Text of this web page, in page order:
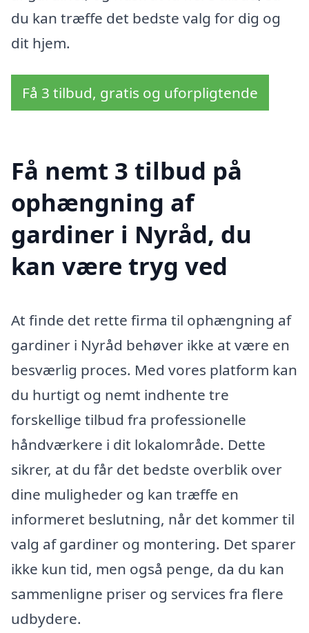
du kan træffe det bedste valg for dig og
dit hjem.
Få 3 tilbud, gratis og uforpligtende
Få nemt 3 tilbud på
ophængning af
gardiner i Nyråd, du
kan være tryg ved
At finde det rette firma til ophængning af
gardiner i Nyråd behøver ikke at være en
besværlig proces. Med vores platform kan
du hurtigt og nemt indhente tre
forskellige tilbud fra professionelle
håndværkere i dit lokalområde. Dette
sikrer, at du får det bedste overblik over
dine muligheder og kan træffe en
informeret beslutning, når det kommer til
valg af gardiner og montering. Det sparer
ikke kun tid, men også penge, da du kan
sammenligne priser og services fra flere
udbydere.